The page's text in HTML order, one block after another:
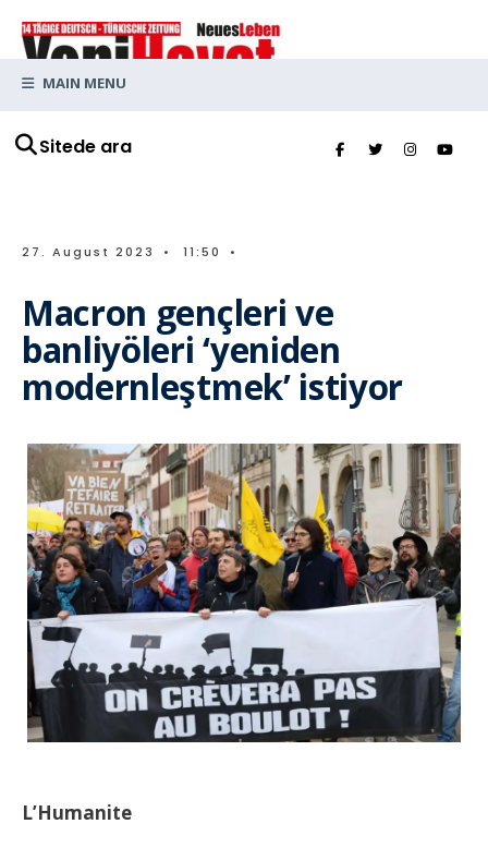
Sitede ara
MAIN MENU
27. August 2023 • 11:50 •
Macron gençleri ve
banliyöleri ‘yeniden
modernleştmek’ istiyor
L’Humanite